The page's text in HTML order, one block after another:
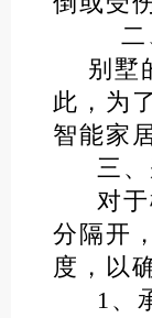
二
别墅
此，为
智能家
三、
对于
分隔开
度，以
1、承